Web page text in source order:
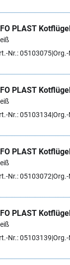
PLAST
Nr.: 05103075Org.-
PLAST
Nr.: 05103134Org.-
PLAST
Nr.: 05103072 Org.-
PLAST
Nr.: 05103139 Org.-